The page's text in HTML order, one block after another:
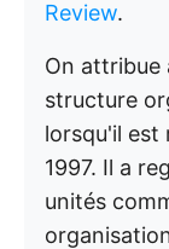
Review.
On attribue
structure
lorsqu'il est
1997. Il a
unités